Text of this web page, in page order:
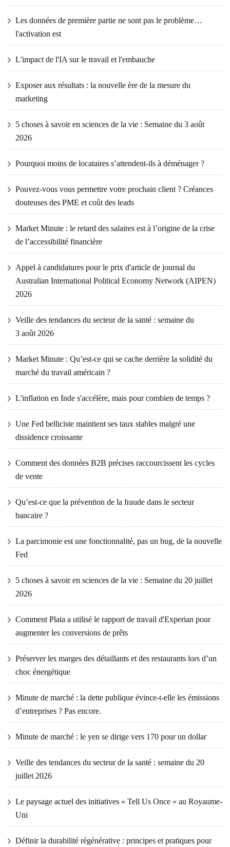
Les données de première partie ne sont pas le problème…
l'activation est
L'impact de l'IA sur le travail et l'embauche
Exposer aux résultats : la nouvelle ère de la mesure du
marketing
5 choses à savoir en sciences de la vie : Semaine du 3 août
2026
Pourquoi moins de locataires s’attendent-ils à déménager ?
Pouvez-vous vous permettre votre prochain client ? Créances
douteuses des PME et coût des leads
Market Minute : le retard des salaires est à l’origine de la crise
de l’accessibilité financière
Appel à candidatures pour le prix d'article de journal du
Australian International Political Economy Network (AIPEN)
2026
Veille des tendances du secteur de la santé : semaine du
3 août 2026
Market Minute : Qu’est-ce qui se cache derrière la solidité du
marché du travail américain ?
L'inflation en Inde s'accélère, mais pour combien de temps ?
Une Fed belliciste maintient ses taux stables malgré une
dissidence croissante
Comment des données B2B précises raccourcissent les cycles
de vente
Qu’est-ce que la prévention de la fraude dans le secteur
bancaire ?
La parcimonie est une fonctionnalité, pas un bug, de la nouvelle
Fed
5 choses à savoir en sciences de la vie : Semaine du 20 juillet
2026
Comment Plata a utilisé le rapport de travail d'Experian pour
augmenter les conversions de prêts
Préserver les marges des détaillants et des restaurants lors d’un
choc énergétique
Minute de marché : la dette publique évince-t-elle les émissions
d’entreprises ? Pas encore.
Minute de marché : le yen se dirige vers 170 pour un dollar
Veille des tendances du secteur de la santé : semaine du 20
juillet 2026
Le paysage actuel des initiatives « Tell Us Once » au Royaume-
Uni
Définir la durabilité régénérative : principes et pratiques pour